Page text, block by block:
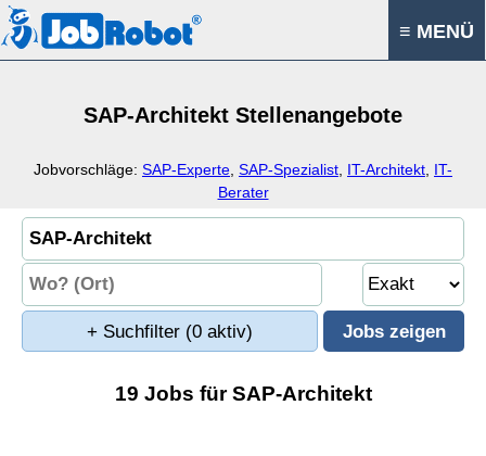
≡ MENÜ
SAP-Architekt Stellenangebote
Jobvorschläge: SAP-Experte SAP-Spezialist IT-Architekt IT-
Berater
+ Suchfilter (0 aktiv)
19 Jobs für SAP-Architekt